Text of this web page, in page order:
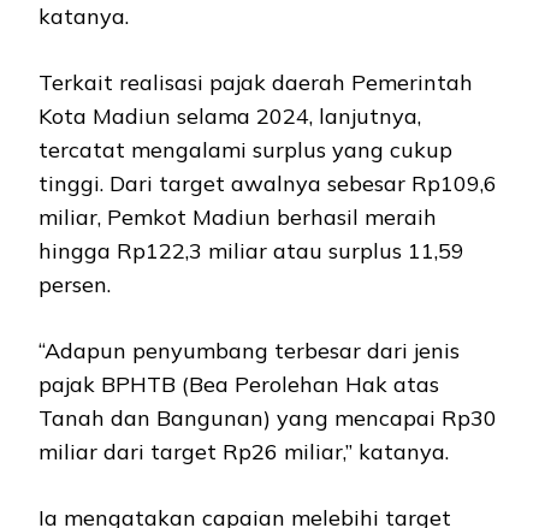
katanya.
Terkait realisasi pajak daerah Pemerintah
Kota Madiun selama 2024, lanjutnya,
tercatat mengalami surplus yang cukup
tinggi. Dari target awalnya sebesar Rp109,6
miliar, Pemkot Madiun berhasil meraih
hingga Rp122,3 miliar atau surplus 11,59
persen.
“Adapun penyumbang terbesar dari jenis
pajak BPHTB (Bea Perolehan Hak atas
Tanah dan Bangunan) yang mencapai Rp30
miliar dari target Rp26 miliar,” katanya.
Ia mengatakan capaian melebihi target